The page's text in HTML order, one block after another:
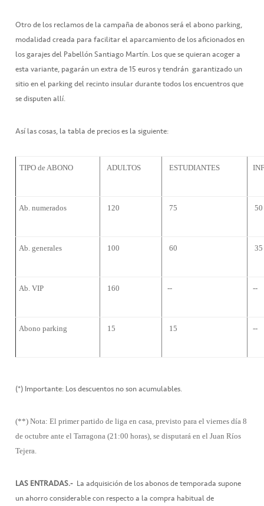
Otro de los reclamos de la campaña de abonos será el abono parking,
modalidad creada para facilitar el aparcamiento de los aficionados en
los garajes del Pabellón Santiago Martín. Los que se quieran acoger a
esta variante, pagarán un extra de 15 euros y tendrán garantizado un
sitio en el parking del recinto insular durante todos los encuentros que
se disputen allí.
Así las cosas, la tabla de precios es la siguiente:
TIPO de ABONO ADULTOS ESTUDIANTES
Ab. numerados 120  75  50 
Ab. generales 100  60  35 
Ab. VIP 160  -- --
Abono parking 15  15  --
(*) Importante: Los descuentos no son acumulables.
(**) Nota: El primer partido de liga en casa, previsto para el viernes día 8
de octubre ante el Tarragona (21:00 horas), se disputará en el Juan Ríos
Tejera.
LAS ENTRADAS.- La adquisición de los abonos de temporada supone
un ahorro considerable con respecto a la compra habitual de